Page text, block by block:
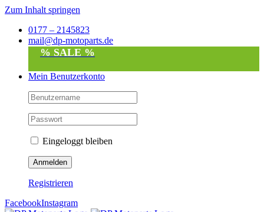
Zum Inhalt springen
0177 – 2145823
mail@dp-motoparts.de
% SALE %
Mein Benutzerkonto
Eingeloggt bleiben
Registrieren
FacebookInstagram